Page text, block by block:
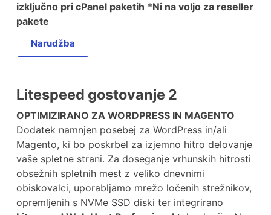
izključno pri cPanel paketih *Ni na voljo za reseller
pakete
Narudžba
Litespeed gostovanje 2
OPTIMIZIRANO ZA WORDPRESS IN MAGENTO
Dodatek namnjen posebej za WordPress in/ali
Magento, ki bo poskrbel za izjemno hitro delovanje
vaše spletne strani. Za doseganje vrhunskih hitrosti
obsežnih spletnih mest z veliko dnevnimi
obiskovalci, uporabljamo mrežo ločenih strežnikov,
opremljenih s NVMe SSD diski ter integrirano